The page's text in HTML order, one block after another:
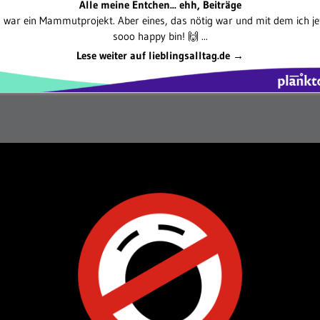
Alle meine Entchen... ehh, Beiträge
war ein Mammutprojekt. Aber eines, das nötig war und mit dem ich
sooo happy bin! 🙌 ...
Lese weiter auf lieblingsalltag.de →